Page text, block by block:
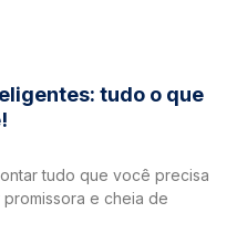
tudo o que
tudo que você precisa
e cheia de